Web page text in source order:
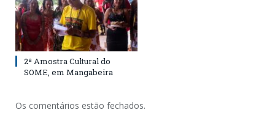
2ª Amostra Cultural do
SOME, em Mangabeira
Os comentários estão fechados.